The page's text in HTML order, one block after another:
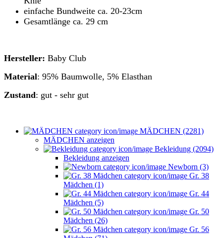
einfache Bundweite ca. 20-23cm
Gesamtlänge ca. 29 cm
Hersteller: Baby Club
Material: 95% Baumwolle, 5% Elasthan
Zustand: gut - sehr gut
MÄDCHEN (2281)
MÄDCHEN anzeigen
Bekleidung (2094)
Bekleidung anzeigen
Newborn (3)
Gr. 38
Mädchen (1)
Gr. 44
Mädchen (5)
Gr. 50
Mädchen (26)
Gr. 56